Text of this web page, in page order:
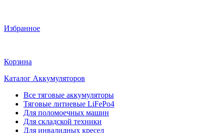
Избранное
Корзина
Каталог Аккумуляторов
Все тяговые аккумуляторы
Тяговые литиевые LiFePo4
Для поломоечных машин
Для складской техники
Для инвалидных кресел